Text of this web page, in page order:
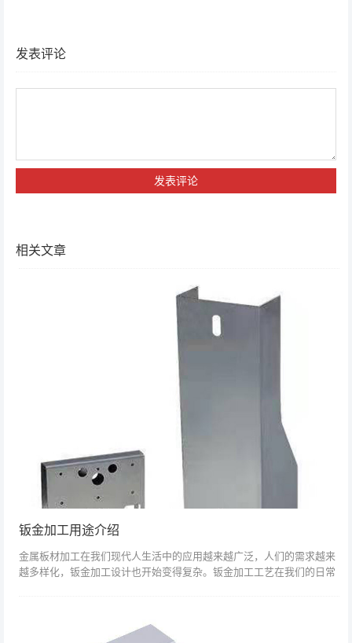
发表评论
相关文章
钣金加工用途介绍
金属板材加工在我们现代人生活中的应用越来越广泛，人们的需求越来
越多样化，钣金加工设计也开始变得复杂。钣金加工工艺在我们的日常